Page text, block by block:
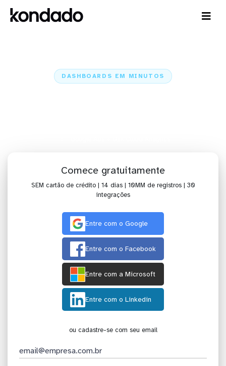
DASHBOARDS EM MINUTOS
Comece gratuitamente
SEM cartão de crédito | 14 dias | 10MM de registros | 30
integrações
Entre com o Google
Entre com o Facebook
Entre com a Microsoft
Entre com o Linkedin
ou cadastre-se com seu email